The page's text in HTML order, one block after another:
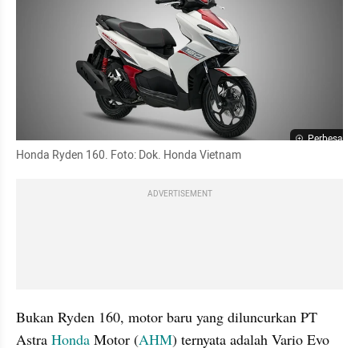
Perbesar
Honda Ryden 160. Foto: Dok. Honda Vietnam
ADVERTISEMENT
Bukan Ryden 160, motor baru yang diluncurkan PT
Astra Honda Motor (AHM) ternyata adalah Vario Evo